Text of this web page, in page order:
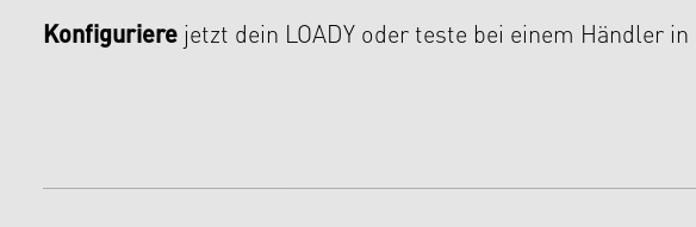
Konfiguriere jetzt dein LOADY oder teste bei einem Händler